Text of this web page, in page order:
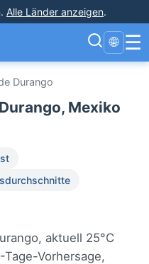
. Alle Länder anzeigen.
🌐 ☰
Durango
Mexiko
aktuell 25°C
Vorhersage,